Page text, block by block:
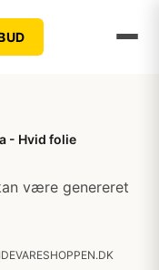
- Hvid folie
være genereret